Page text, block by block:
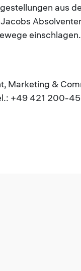
aus
einschlagen.
Marketing &
+49 421 200-